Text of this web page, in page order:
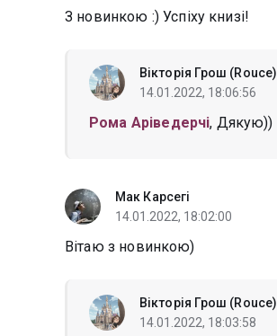
З новинкою :) Успіху книзі!
Вікторія Грош (Rouce)
14.01.2022, 18:06:56
Рома Аріведерчі, Дякую))
Мак Карсегі
14.01.2022, 18:02:00
Вітаю з новинкою)
Вікторія Грош (Rouce)
14.01.2022, 18:03:58